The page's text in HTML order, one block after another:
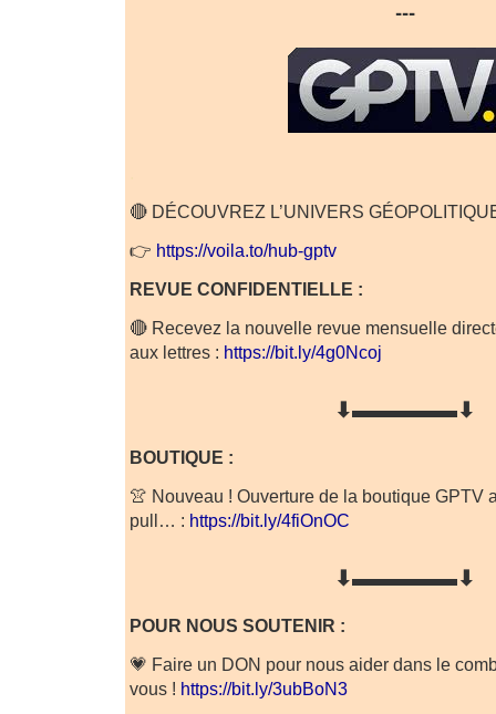
---
🔴 DÉCOUVREZ L’UNIVERS
👉 https://voila.to/hub-gptv
REVUE CONFIDENTIELLE :
🔴 Recevez la nouvelle revue mensuelle
aux lettres : https://bit.ly/4g0Ncoj
⬇▬▬▬▬▬⬇
BOUTIQUE :
👚 Nouveau ! Ouverture de la boutique GPTV
pull… : https://bit.ly/4fiOnOC
⬇▬▬▬▬▬⬇
POUR NOUS SOUTENIR :
💗 Faire un DON pour nous aider dans le
vous ! https://bit.ly/3ubBoN3